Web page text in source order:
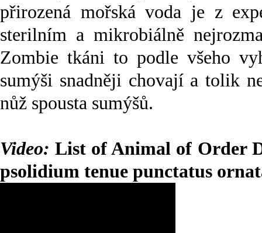
přirozená mořská voda je z
sterilním a mikrobiálně
Zombie tkáni to podle všeho
sumýši snadněji chovají a tolik
nůž spousta sumýšů.
Video:List of Animal of Order
psolidium tenue punctatus